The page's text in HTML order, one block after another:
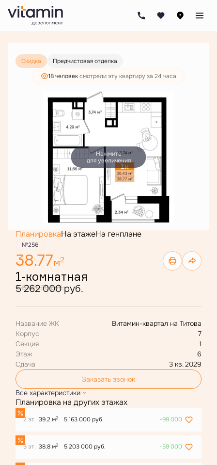
1-комнатная 6 878 000 руб.
5 262 000 руб.
Скидка
Предчистовая отделка
18 человексмотрели эту квартиру за 24 часа
Нажмите
для увеличения
ПланировкаНа этажеНа генплане
№256
38.77м2
1-комнатная
6 878 000 руб.
5 262 000 руб.
Название ЖК
Витамин-квартал на Титова
Корпус
7
Секция
1
Этаж
6
Сдача
3 кв. 2029
Заказать звонок
Все характеристики
Планировка на других этажах
2 эт. 39.2 м2 5 163 000 руб. -99 000
3 эт. 38.8 м2 5 203 000 руб. -59 000